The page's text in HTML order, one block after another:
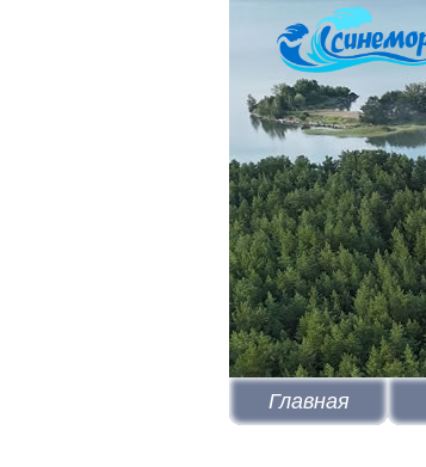
Главная